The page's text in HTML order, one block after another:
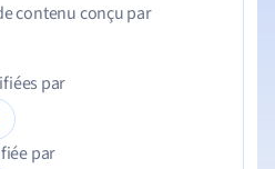
contenu conçu par
par
par